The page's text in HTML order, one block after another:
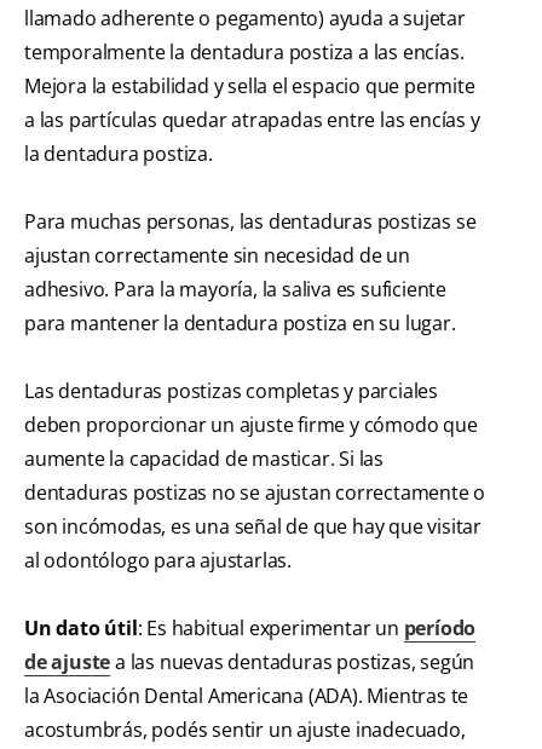
llamado adherente o pegamento) ayuda a sujetar
temporalmente la dentadura postiza a las encías.
Mejora la estabilidad y sella el espacio que permite
a las partículas quedar atrapadas entre las encías y
la dentadura postiza.
Para muchas personas, las dentaduras postizas se
ajustan correctamente sin necesidad de un
adhesivo. Para la mayoría, la saliva es suficiente
para mantener la dentadura postiza en su lugar.
Las dentaduras postizas completas y parciales
deben proporcionar un ajuste firme y cómodo que
aumente la capacidad de masticar. Si las
dentaduras postizas no se ajustan correctamente o
son incómodas, es una señal de que hay que visitar
al odontólogo para ajustarlas.
Un dato útil: Es habitual experimentar un período
de ajustea las nuevas dentaduras postizas, según
la Asociación Dental Americana (ADA). Mientras te
acostumbrás, podés sentir un ajuste inadecuado,